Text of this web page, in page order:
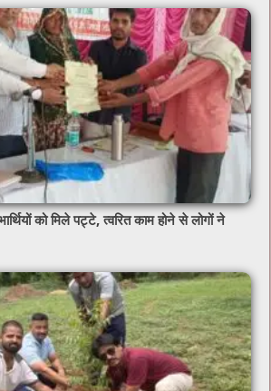
को मिले पट्टे, त्वरित काम होने से लोगों ने